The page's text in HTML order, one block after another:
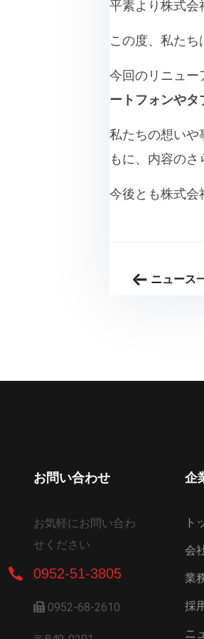
平素より株式会
この度、私たち
今回のリニュー
ートフォンやタ
私たちの想いや
もに、内容のさ
今後とも株式会
ニュース
お問い合わせ
お気軽にお問い合わ
せください
0952-51-3805
0952-68-2610
企
ト
会
業
採
ニ